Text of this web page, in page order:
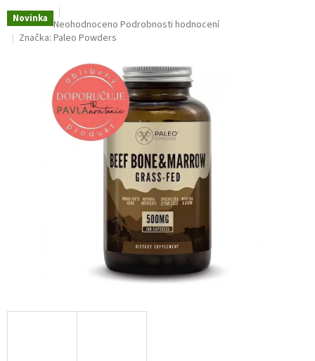
Novinka Průměrné
hodnocení
0,0
z
5
hvězdiček.
Neohodnoceno Podrobnosti hodnocení
Značka: Paleo Powders